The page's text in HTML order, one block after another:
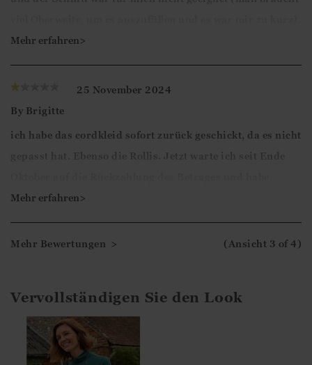
Generell ist zu bemängeln, dass die Kleiderlänge nicht
Herschickerei.
Liebe Kundin,
vielen Dank für Ihr Feedback.
Ismini
Mehr erfahren>
25 November 2024
By Brigitte
ich habe das cordkleid sofort zurück geschickt, da es nicht
überhaupt nichts mehr gehört !!! Sehr enttäuschend!!!
Vielen Dank für Ihr Feedback. Wir freuen uns, dass Sie
abzugeben.
Mit freundlichen Grüßen
Mehr erfahren>
Mehr Bewertungen > (Ansicht 3 of 4)
Vervollständigen Sie den Look